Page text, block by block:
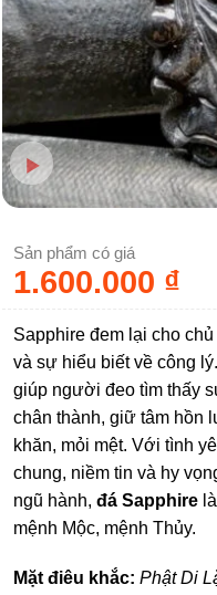
Sản phẩm có giá
1.600.000 ₫
Sapphire đem lại cho
và sự hiểu biết về công
giúp người đeo tìm thấy
chân thành, giữ tâm hồn
khăn, mỏi mệt. Với tình
chung, niềm tin và hy
ngũ hành, đá Sapphire
mệnh Mộc, mệnh Thủy.
Mặt điêu khắc: Phật Di